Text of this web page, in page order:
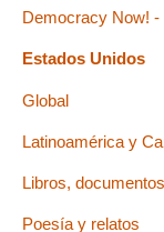
Democracy Now! -
Estados Unidos
Global
Latinoamérica y
Libros,
Poesía y relatos